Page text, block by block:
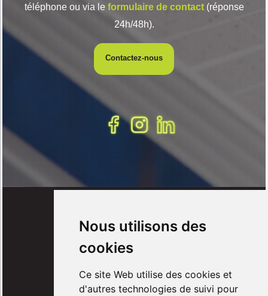
Nous utilisons des
cookies
Ce site Web utilise des cookies et
d'autres technologies de suivi pour
téléphone ou via le formulaire de contact(réponse
24h/48h).
Contactez-nous
Installation électrique
Panneaux photovoltaïques